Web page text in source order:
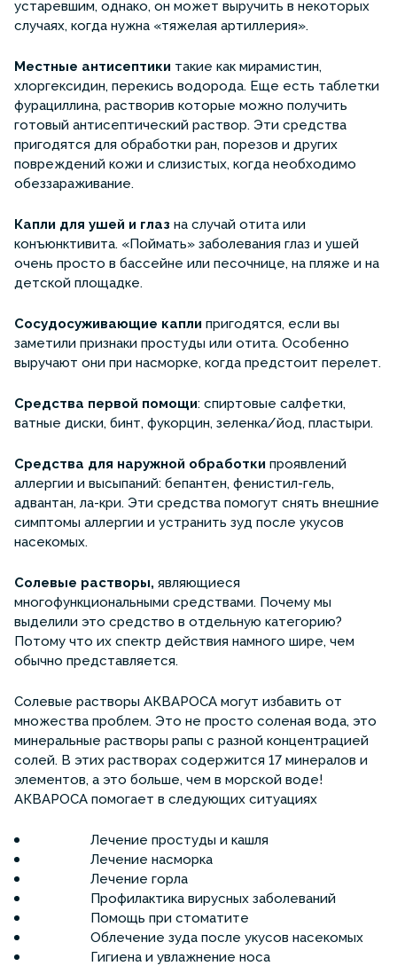
устаревшим, однако, он может выручить в некоторых
случаях, когда нужна «тяжелая артиллерия».
Местные антисептики такие как мирамистин,
хлоргексидин, перекись водорода. Еще есть таблетки
фурациллина, растворив которые можно получить
готовый антисептический раствор. Эти средства
пригодятся для обработки ран, порезов и других
повреждений кожи и слизистых, когда необходимо
обеззараживание.
Капли для ушей и глаз на случай отита или
конъюнктивита. «Поймать» заболевания глаз и ушей
очень просто в бассейне или песочнице, на пляже и на
детской площадке.
Сосудосуживающие капли пригодятся, если вы
заметили признаки простуды или отита. Особенно
выручают они при насморке, когда предстоит перелет.
Средства первой помощи: спиртовые салфетки,
ватные диски, бинт, фукорцин, зеленка/йод, пластыри.
Средства для наружной обработки проявлений
аллергии и высыпаний: бепантен, фенистил-гель,
адвантан, ла-кри. Эти средства помогут снять внешние
симптомы аллергии и устранить зуд после укусов
насекомых.
Солевые растворы, являющиеся
многофункциональными средствами. Почему мы
выделили это средство в отдельную категорию?
Потому что их спектр действия намного шире, чем
обычно представляется.
Солевые растворы АКВАРОСА могут избавить от
множества проблем. Это не просто соленая вода, это
минеральные растворы рапы с разной концентрацией
солей. В этих растворах содержится 17 минералов и
элементов, а это больше, чем в морской воде!
АКВАРОСА помогает в следующих ситуациях
Лечение простуды и кашля
Лечение насморка
Лечение горла
Профилактика вирусных заболеваний
Помощь при стоматите
Облечение зуда после укусов насекомых
Гигиена и увлажнение носа